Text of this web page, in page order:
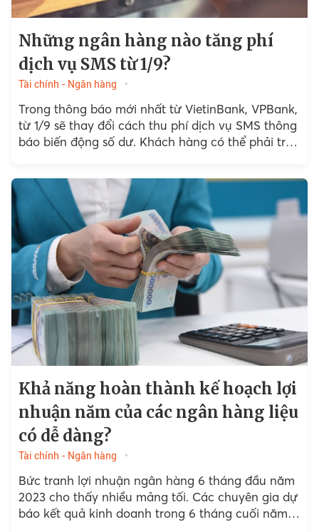
Những ngân hàng nào tăng phí
dịch vụ SMS từ 1/9?
Tài chính - Ngân hàng
Trong thông báo mới nhất từ VietinBank, VPBank,
từ 1/9 sẽ thay đổi cách thu phí dịch vụ SMS thông
báo biến động số dư. Khách hàng có thể phải trả
Khả năng hoàn thành kế hoạch lợi
nhuận năm của các ngân hàng liệu
có dễ dàng?
Tài chính - Ngân hàng
Bức tranh lợi nhuận ngân hàng 6 tháng đầu năm
2023 cho thấy nhiều mảng tối. Các chuyên gia dự
báo kết quả kinh doanh trong 6 tháng cuối năm